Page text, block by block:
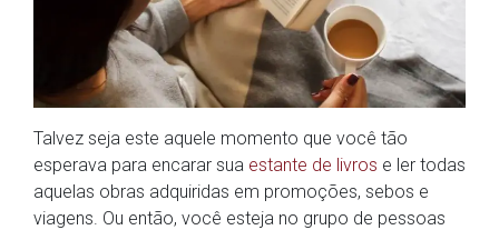
Talvez seja este aquele momento que você tão
esperava para encarar sua estante de livros e ler todas
aquelas obras adquiridas em promoções, sebos e
viagens. Ou então, você esteja no grupo de pessoas